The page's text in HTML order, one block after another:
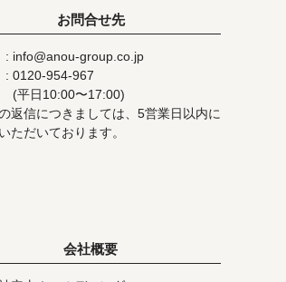
お問合せ先
info@anou-group.co.jp
0120-954-967
(平日10:00〜17:00)
返信につきましては、5営業日以内に
ただいております。
会社概要